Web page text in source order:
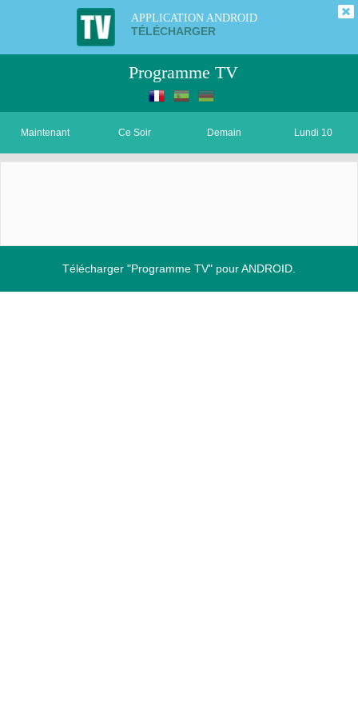
APPLICATION ANDROID
TÉLÉCHARGER
Programme TV
Maintenant Ce Soir Demain Lundi 10
Télécharger "Programme TV" pour ANDROID.